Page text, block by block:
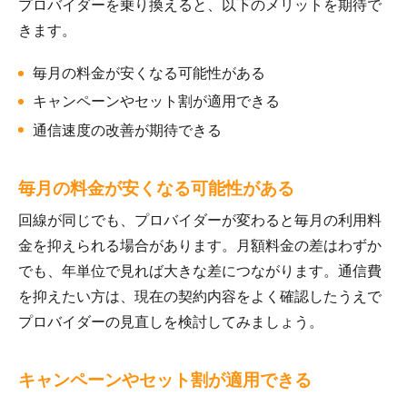
プロバイダーを乗り換えると、以下のメリットを期待で
きます。
毎月の料金が安くなる可能性がある
キャンペーンやセット割が適用できる
通信速度の改善が期待できる
毎月の料金が安くなる可能性がある
回線が同じでも、プロバイダーが変わると毎月の利用料
金を抑えられる場合があります。月額料金の差はわずか
でも、年単位で見れば大きな差につながります。通信費
を抑えたい方は、現在の契約内容をよく確認したうえで
プロバイダーの見直しを検討してみましょう。
キャンペーンやセット割が適用できる